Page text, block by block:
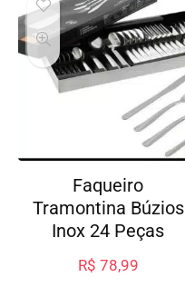
Faqueiro
Tramontina Búzios
Inox 24 Peças
R$ 78,99